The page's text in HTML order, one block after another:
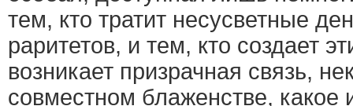
тем, кто тратит несусветные
раритетов, и тем, кто создает
возникает призрачная связь,
совместном блаженстве, какое